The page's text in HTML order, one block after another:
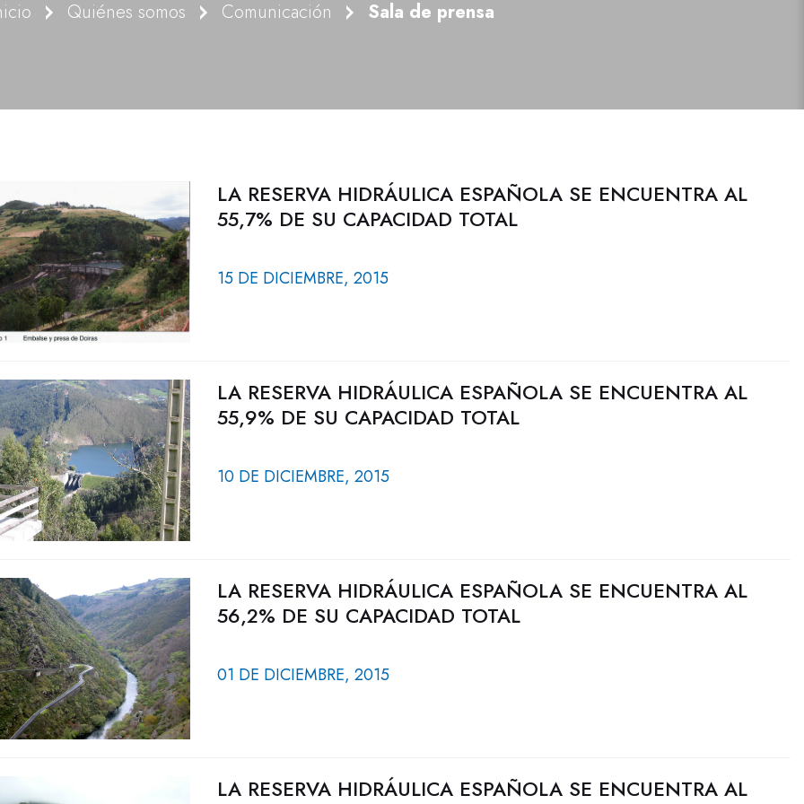
Quiénes somos Comunicación Sala de prensa
LA RESERVA HIDRÁULICA ESPAÑOLA SE ENCUENTRA AL
55,7% DE SU CAPACIDAD TOTAL
15 DE DICIEMBRE, 2015
LA RESERVA HIDRÁULICA ESPAÑOLA SE ENCUENTRA AL
55,9% DE SU CAPACIDAD TOTAL
10 DE DICIEMBRE, 2015
LA RESERVA HIDRÁULICA ESPAÑOLA SE ENCUENTRA AL
56,2% DE SU CAPACIDAD TOTAL
01 DE DICIEMBRE, 2015
LA RESERVA HIDRÁULICA ESPAÑOLA SE ENCUENTRA AL